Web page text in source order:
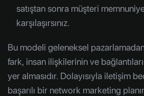
satıştan sonra müşteri
karşılaşırsınız.
Bu modeli geleneksel
fark, insan ilişkilerinin ve
yer almasıdır. Dolayısıyla iletişim
başarılı bir network marketing